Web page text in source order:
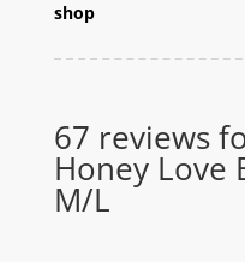
shop
67 reviews
Honey Love
M/L